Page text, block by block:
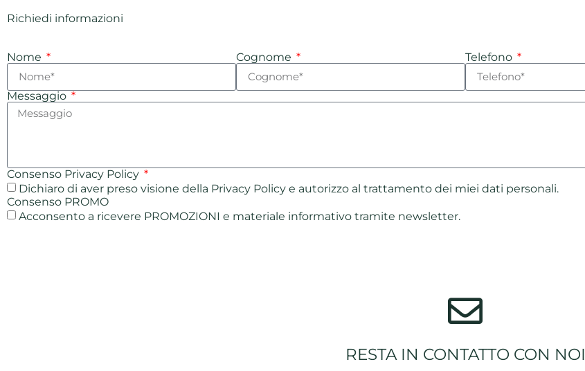
Richiedi informazioni
Nome Cognome Telefono
Messaggio
Consenso Privacy Policy
Dichiaro di aver preso visione della Privacy Policy e autorizzo al trattamento dei miei dati personali.
Consenso PROMO
Acconsento a ricevere PROMOZIONI e materiale informativo tramite newsletter.
RESTA IN CONTATTO CON NOI